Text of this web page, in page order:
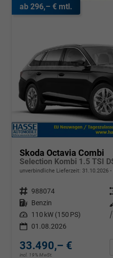
ab 296,– € mtl.
Skoda Octavia Combi
unverbindliche Lieferzeit: 31.10.2026
Fahrzeugnr. 988074
Kraftstoff Benzin
Leistung 110 kW (150 PS)
01.08.2026
33.490,– €
incl. 19% MwSt.